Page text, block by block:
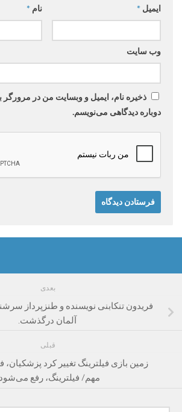
نام * ایمیل *
وب‌ سایت
ذخیره نام، ایمیل و وبسایت من در مرورگر
دوباره دیدگاهی می‌نویسم.
بعدی
فریدون تنکابنی نویسنده و طنزپرداز
آلمان درگذشت.
قبلی
زمین بازی فیلترینگ تغییر کرد پزشکیان،
مهم/ فیلترینگ، رفع